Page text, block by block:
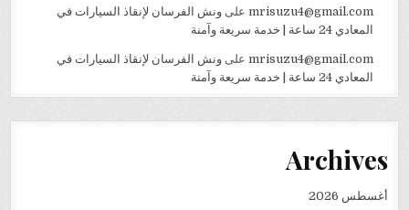
mrisuzu4@gmail.comعلى ونش الفرسان لإنقاذ السيارات في
المعادي 24 ساعة | خدمة سريعة وآمنة
mrisuzu4@gmail.comعلى ونش الفرسان لإنقاذ السيارات في
المعادي 24 ساعة | خدمة سريعة وآمنة
Archives
أغسطس 2026